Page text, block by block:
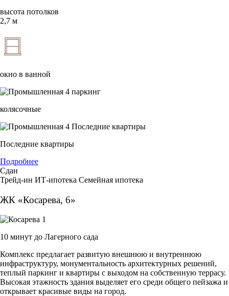
высота потолков
2,7 м
окно в ванной
колясочные
Последние квартиры
Подробнее
Сдан
Трейд-ин ИТ-ипотека Семейная ипотека
ЖК «Косарева, 6»
10 минут до Лагерного сада
Комплекс предлагает развитую внешнюю и внутреннюю
инфраструктуру, монументальность архитектурных решений,
теплый паркинг и квартиры с выходом на собственную террасу.
Высокая этажность здания выделяет его среди общего пейзажа и
открывает красивые виды на город.